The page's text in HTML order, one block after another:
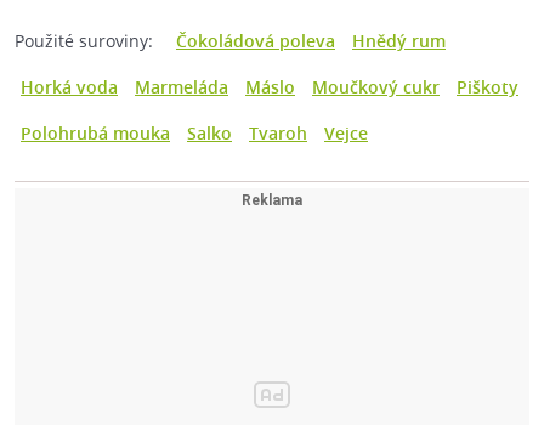
Použité suroviny: Čokoládová poleva
Hnědý rum
Horká voda
Marmeláda Máslo Moučkový cukr
Piškoty
Polohrubá mouka
Salko Tvaroh Vejce